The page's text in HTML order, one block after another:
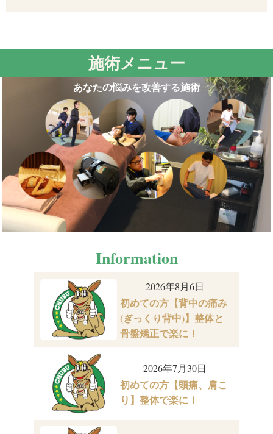
施術メニュー
あなたの悩みを改善する施術
Information
2026年8月6日
初めての方【背中の痛み
(ぎっくり背中)】整体と
骨盤矯正で楽に！
2026年7月30日
初めての方【頭痛、肩こ
り】整体で楽に！